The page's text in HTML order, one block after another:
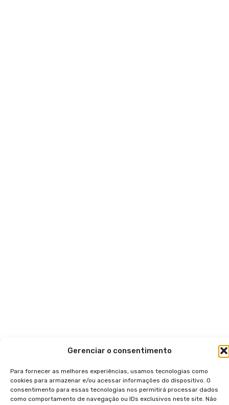
Gerenciar o consentimento
Para fornecer as melhores experiências, usamos tecnologias como
cookies para armazenar e/ou acessar informações do dispositivo. O
consentimento para essas tecnologias nos permitirá processar dados
como comportamento de navegação ou IDs exclusivos neste site. Não